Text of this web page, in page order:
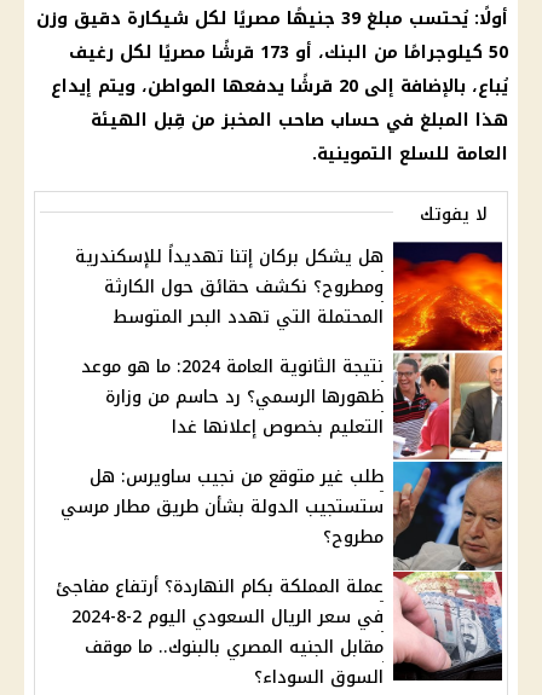
أولًا: يُحتسب مبلغ 39 جنيهًا مصريًا لكل شيكارة دقيق وزن
50 كيلوجرامًا من البنك، أو 173 قرشًا مصريًا لكل رغيف
يُباع، بالإضافة إلى 20 قرشًا يدفعها المواطن، ويتم إيداع
هذا المبلغ في حساب صاحب المخبز من قِبل الهيئة
العامة للسلع التموينية.
لا يفوتك
هل يشكل بركان إتنا تهديداً للإسكندرية
ومطروح؟ نكشف حقائق حول الكارثة
المحتملة التي تهدد البحر المتوسط
نتيجة الثانوية العامة 2024: ما هو موعد
ظهورها الرسمي؟ رد حاسم من وزارة
التعليم بخصوص إعلانها غدا
طلب غير متوقع من نجيب ساويرس: هل
ستستجيب الدولة بشأن طريق مطار مرسي
مطروح؟
عملة المملكة بكام النهاردة؟ أرتفاع مفاجئ
في سعر الريال السعودي اليوم 2-8-2024
مقابل الجنيه المصري بالبنوك.. ما موقف
السوق السوداء؟